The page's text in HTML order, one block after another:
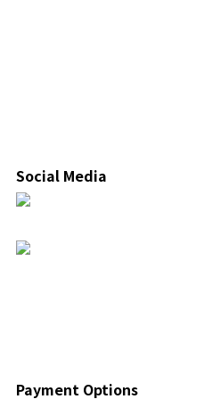
Social Media
Payment Options